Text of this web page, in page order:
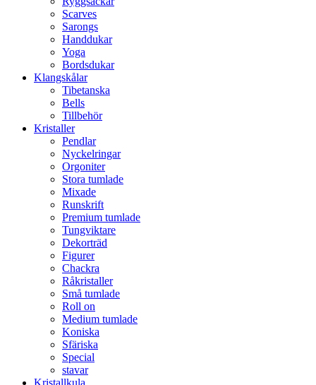
Scarves
Sarongs
Handdukar
Yoga
Bordsdukar
Klangskålar
Tibetanska
Bells
Tillbehör
Kristaller
Pendlar
Nyckelringar
Orgoniter
Stora tumlade
Mixade
Runskrift
Premium tumlade
Tungviktare
Dekorträd
Figurer
Chackra
Råkristaller
Små tumlade
Roll on
Medium tumlade
Koniska
Sfäriska
Special
stavar